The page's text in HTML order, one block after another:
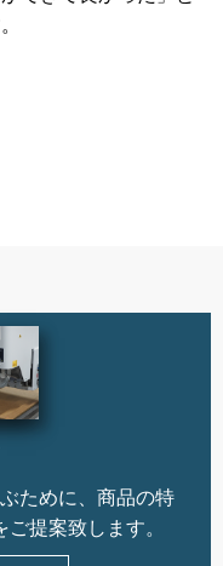
ために、商品の特
提案致します。